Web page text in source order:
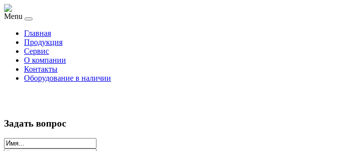
Menu
Главная
Продукция
Сервис
О компании
Контакты
Оборудование в наличии
Задать вопрос